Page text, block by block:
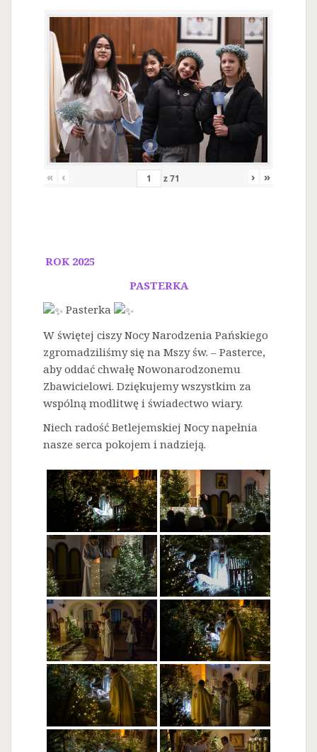
« ‹ z71 › »
ROK 2025
PASTERKA
Pasterka
W świętej ciszy Nocy Narodzenia Pańskiego
zgromadziliśmy się na Mszy św. – Pasterce,
aby oddać chwałę Nowonarodzonemu
Zbawicielowi. Dziękujemy wszystkim za
wspólną modlitwę i świadectwo wiary.
Niech radość Betlejemskiej Nocy napełnia
nasze serca pokojem i nadzieją.